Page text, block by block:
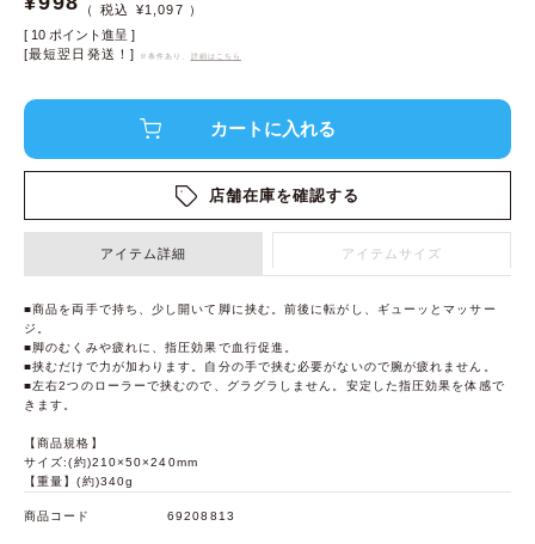
¥1,097
[ 10 ポイント進呈 ]
[最短翌日発送！]
※条件あり、 詳細はこちら
店舗在庫を確認する
アイテム詳細 アイテムサイズ
■商品を両手で持ち、少し開いて脚に挟む。前後に転がし、ギューッとマッサー
ジ。
■脚のむくみや疲れに、指圧効果で血行促進。
■挟むだけで力が加わります。自分の手で挟む必要がないので腕が疲れません。
■左右2つのローラーで挟むので、グラグラしません。安定した指圧効果を体感で
きます。
【商品規格】
サイズ:(約)210×50×240mm
【重量】(約)340g
商品コード 69208813